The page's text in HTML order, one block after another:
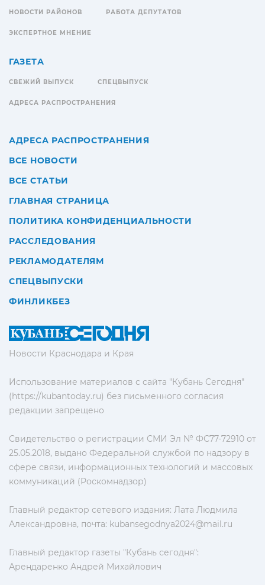
Новости Краснодара и Края
Использование материалов с сайта "Кубань Сегодня"
(https://kubantoday.ru) без письменного согласия
редакции запрещено
Свидетельство о регистрации СМИ Эл № ФС77-72910 от
25.05.2018, выдано Федеральной службой по надзору в
сфере связи, информационных технологий и массовых
коммуникаций (Роскомнадзор)
Главный редактор сетевого издания: Лата Людмила
Александровна, почта: kubansegodnya2024@mail.ru
Главный редактор газеты "Кубань сегодня":
Арендаренко Андрей Михайлович
НОВОСТИ РАЙОНОВ РАБОТА ДЕПУТАТОВ
ЭКСПЕРТНОЕ МНЕНИЕ
ГАЗЕТА
СВЕЖИЙ ВЫПУСК СПЕЦВЫПУСК
АДРЕСА РАСПРОСТРАНЕНИЯ
АДРЕСА РАСПРОСТРАНЕНИЯ
ВСЕ НОВОСТИ
ВСЕ СТАТЬИ
ГЛАВНАЯ СТРАНИЦА
ПОЛИТИКА КОНФИДЕНЦИАЛЬНОСТИ
РАССЛЕДОВАНИЯ
РЕКЛАМОДАТЕЛЯМ
СПЕЦВЫПУСКИ
ФИНЛИКБЕЗ